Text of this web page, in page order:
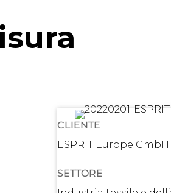
CLIENTE
ESPRIT Europe GmbH
SETTORE